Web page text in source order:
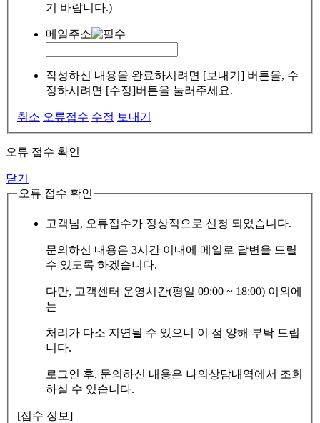
기 바랍니다.)
메일주소
작성하신 내용을 완료하시려면 [보내기] 버튼을, 수
정하시려면 [수정]버튼을 눌러주세요.
취소 오류접수 수정 보내기
오류 접수 확인
닫기
오류 접수 확인
고객님, 오류접수가 정상적으로 신청 되었습니다.
문의하신 내용은 3시간 이내에 메일로 답변을 드릴
수 있도록 하겠습니다.
다만, 고객센터 운영시간(평일 09:00 ~ 18:00) 이외에
는
처리가 다소 지연될 수 있으니 이 점 양해 부탁 드립
니다.
로그인 후, 문의하신 내용은 나의상담내역에서 조회
하실 수 있습니다.
[접수 정보]